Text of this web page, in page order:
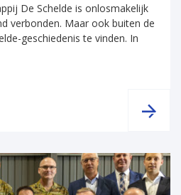
De Schelde is onlosmakelijk
verbonden. Maar ook buiten de
geschiedenis te vinden. In